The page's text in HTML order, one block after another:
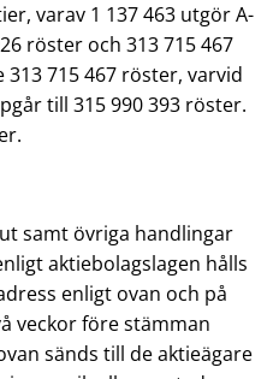
varav 1 137 463 utgör A-
röster och 313 715 467
715 467 röster, varvid
till 315 990 393 röster.
samt övriga handlingar
aktiebolagslagen hålls
enligt ovan och på
veckor före stämman
sänds till de aktieägare